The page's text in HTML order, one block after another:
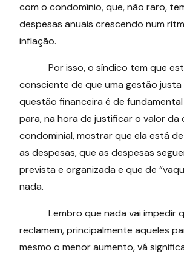
com o condomínio, que, não raro,
despesas anuais crescendo num
inflação.
Por isso, o síndico tem que
consciente de que uma gestão justa
questão financeira é de
para, na hora de justificar o valor da
condominial, mostrar que ela está
as despesas, que as despesas
prevista e organizada e que de
nada.
Lembro que nada vai impedir
reclamem, principalmente aqueles
mesmo o menor aumento, vá